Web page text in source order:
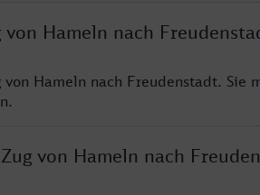
Hameln nach
Hameln nach Freudenstadt. Sie
von Hameln nach